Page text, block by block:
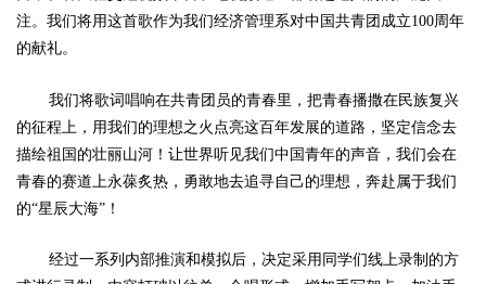
注。我们将用这首歌作为我们经济管理系对中国共青团成立100周年
的献礼。
我们将歌词唱响在共青团员的青春里，把青春播撒在民族复兴
的征程上，用我们的理想之火点亮这百年发展的道路，坚定信念去
描绘祖国的壮丽山河！让世界听见我们中国青年的声音，我们会在
青春的赛道上永葆炙热，勇敢地去追寻自己的理想，奔赴属于我们
的“星辰大海”！
经过一系列内部推演和模拟后，决定采用同学们线上录制的方